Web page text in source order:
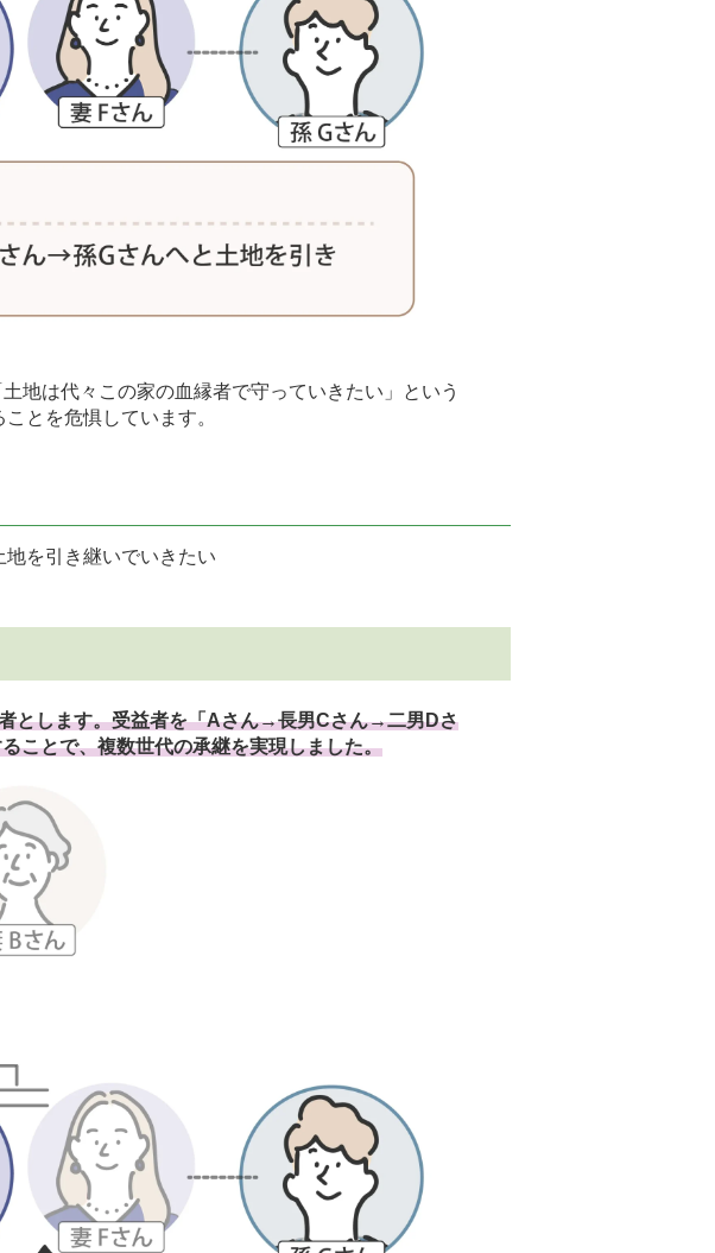
地は代々この家の血縁者で守っていきたい」という
とを危惧しています。
を引き継いでいきたい
とします。受益者を「Aさん→長男Cさん→二男Dさ
ことで、複数世代の承継を実現しました。